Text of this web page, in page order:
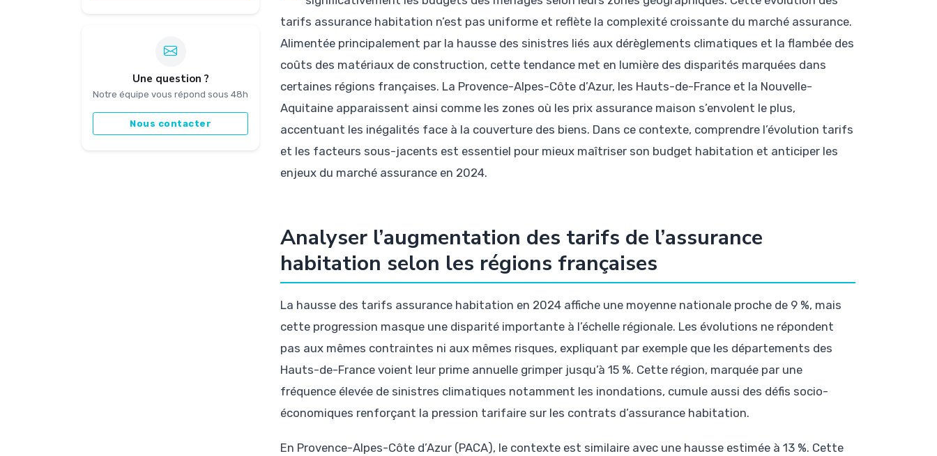
Une question ?
Notre équipe vous répond sous 48h
Nous contacter
tarifs assurance habitation n’est pas uniforme et reflète la complexité croissante du marché assurance.
Alimentée principalement par la hausse des sinistres liés aux dérèglements climatiques et la flambée des
coûts des matériaux de construction, cette tendance met en lumière des disparités marquées dans
certaines régions françaises. La Provence-Alpes-Côte d’Azur, les Hauts-de-France et la Nouvelle-
Aquitaine apparaissent ainsi comme les zones où les prix assurance maison s’envolent le plus,
accentuant les inégalités face à la couverture des biens. Dans ce contexte, comprendre l’évolution tarifs
et les facteurs sous-jacents est essentiel pour mieux maîtriser son budget habitation et anticiper les
enjeux du marché assurance en 2024.
Analyser l’augmentation des tarifs de l’assurance
habitation selon les régions françaises
La hausse des tarifs assurance habitation en 2024 affiche une moyenne nationale proche de 9 %, mais
cette progression masque une disparité importante à l’échelle régionale. Les évolutions ne répondent
pas aux mêmes contraintes ni aux mêmes risques, expliquant par exemple que les départements des
Hauts-de-France voient leur prime annuelle grimper jusqu’à 15 %. Cette région, marquée par une
fréquence élevée de sinistres climatiques notamment les inondations, cumule aussi des défis socio-
économiques renforçant la pression tarifaire sur les contrats d’assurance habitation.
En Provence-Alpes-Côte d’Azur (PACA), le contexte est similaire avec une hausse estimée à 13 %. Cette